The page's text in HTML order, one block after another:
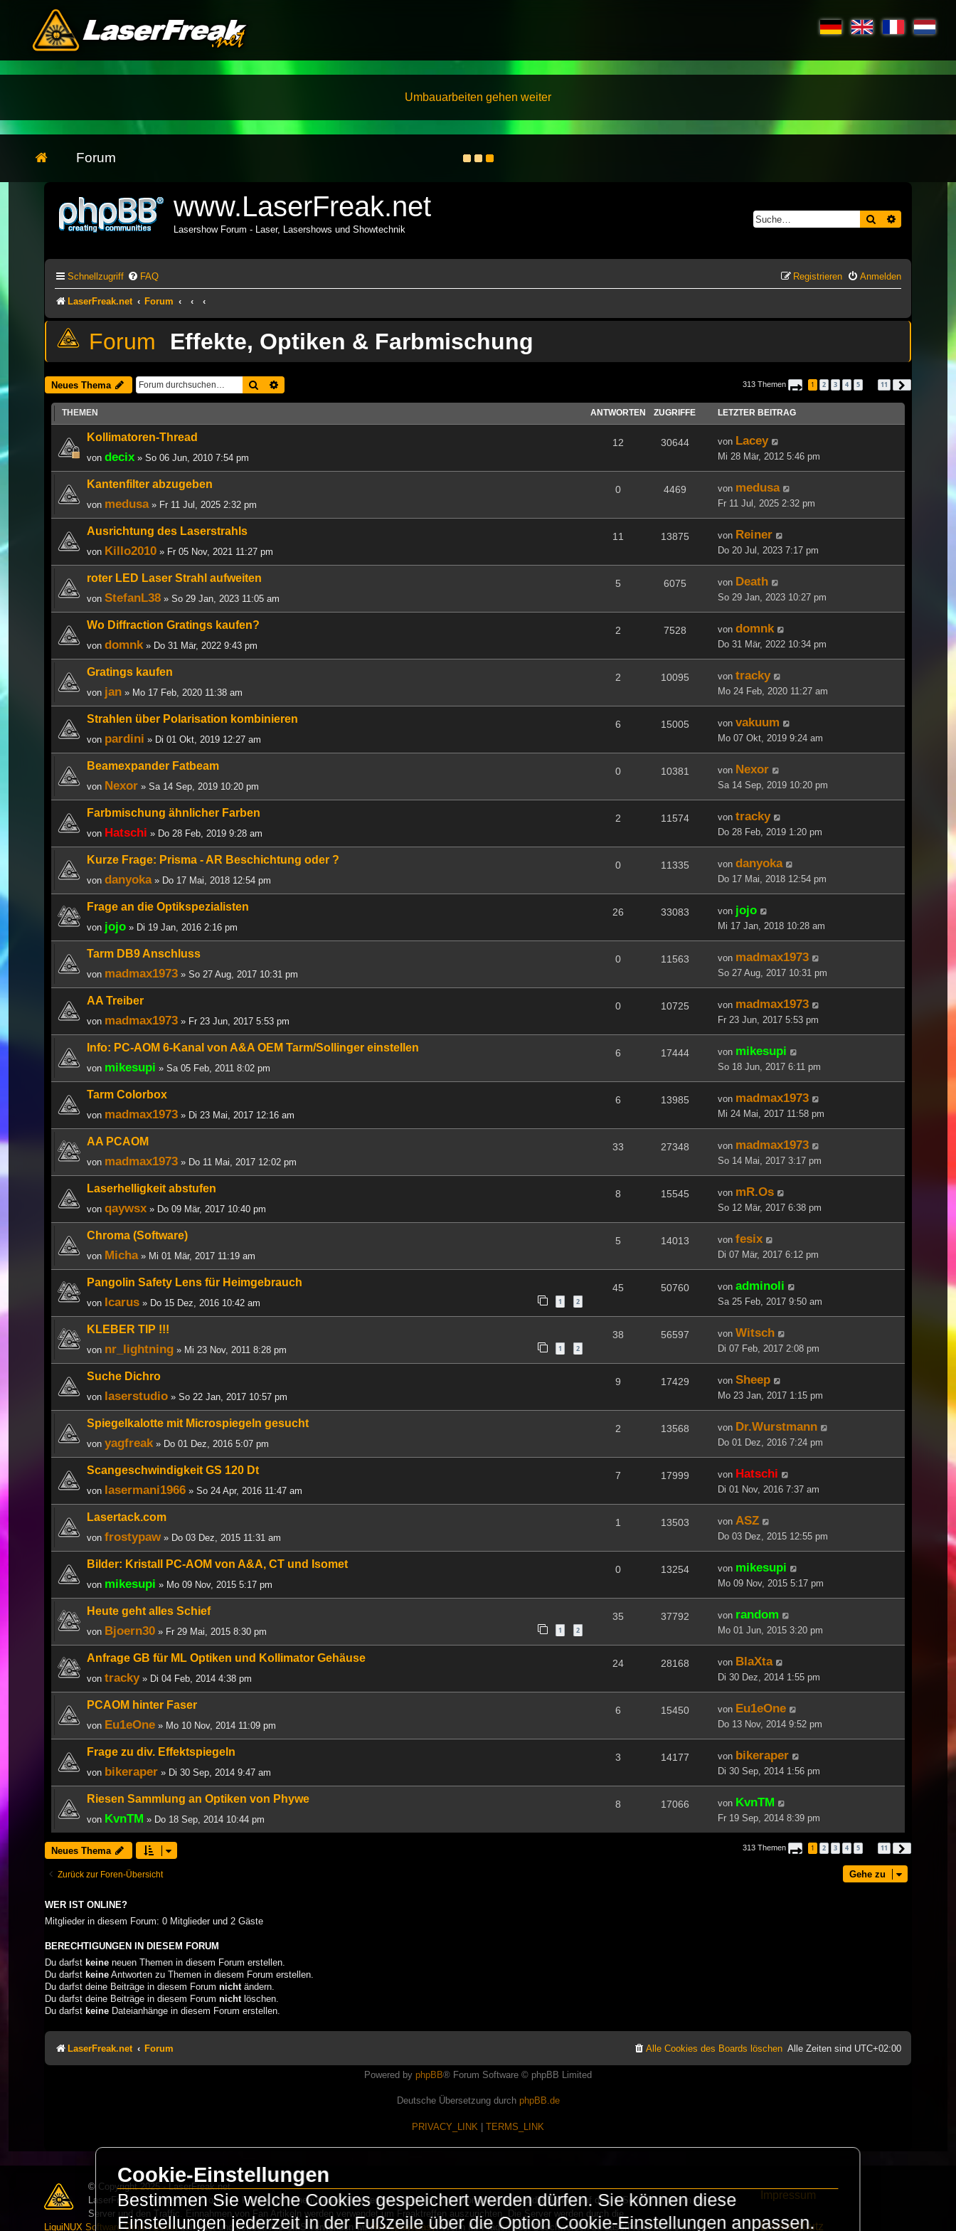
Umbauarbeiten gehen weiter
Forum
www.LaserFreak.net
Lasershow Forum - Laser, Lasershows und Showtechnik
Suche
Schnellzugriff FAQ Anmelden
Registrieren
LaserFreak.net Forum
Effekte, Optiken & Farbmischung
Neues Thema Suche 313 Themen Seite von 11
1 2 3 4 5 11
THEMEN ANTWORTEN ZUGRIFFE LETZTER BEITRAG
Kollimatoren-Thread
von decix » So 06 Jun, 2010 7:54 pm
12 30644 von Lacey
Mi 28 Mär, 2012 5:46 pm
Kantenfilter abzugeben
von medusa» Fr 11 Jul, 2025 2:32 pm
0 4469 von medusa
Fr 11 Jul, 2025 2:32 pm
Ausrichtung des Laserstrahls
von Killo2010 » Fr 05 Nov, 2021 11:27 pm
11 13875 von Reiner
Do 20 Jul, 2023 7:17 pm
roter LED Laser Strahl aufweiten
von StefanL38 » So 29 Jan, 2023 11:05 am
5 6075 von Death
So 29 Jan, 2023 10:27 pm
Wo Diffraction Gratings kaufen?
von domnk » Do 31 Mär, 2022 9:43 pm
2 7528 von domnk
Do 31 Mär, 2022 10:34 pm
Gratings kaufen
von jan » Mo 17 Feb, 2020 11:38 am
2 10095 von tracky
Mo 24 Feb, 2020 11:27 am
Strahlen über Polarisation kombinieren
von pardini » Di 01 Okt, 2019 12:27 am
6 15005 von vakuum
Mo 07 Okt, 2019 9:24 am
Beamexpander Fatbeam
von Nexor » Sa 14 Sep, 2019 10:20 pm
0 10381 von Nexor
Sa 14 Sep, 2019 10:20 pm
Farbmischung ähnlicher Farben
von Hatschi » Do 28 Feb, 2019 9:28 am
2 11574 von tracky
Do 28 Feb, 2019 1:20 pm
Kurze Frage: Prisma - AR Beschichtung oder ?
von danyoka» Do 17 Mai, 2018 12:54 pm
0 11335 von danyoka
Do 17 Mai, 2018 12:54 pm
Frage an die Optikspezialisten
von jojo » Di 19 Jan, 2016 2:16 pm
26 33083 von jojo
Mi 17 Jan, 2018 10:28 am
Tarm DB9 Anschluss
von madmax1973 » So 27 Aug, 2017 10:31 pm
0 11563 von madmax1973
So 27 Aug, 2017 10:31 pm
AA Treiber
von madmax1973 » Fr 23 Jun, 2017 5:53 pm
0 10725 von madmax1973
Fr 23 Jun, 2017 5:53 pm
Info: PC-AOM 6-Kanal von A&A OEM Tarm/Sollinger einstellen
von mikesupi » Sa 05 Feb, 2011 8:02 pm
6 17444 von mikesupi
So 18 Jun, 2017 6:11 pm
Tarm Colorbox
von madmax1973 » Di 23 Mai, 2017 12:16 am
6 13985 von madmax1973
Mi 24 Mai, 2017 11:58 pm
AA PCAOM
von madmax1973 » Do 11 Mai, 2017 12:02 pm
33 27348 von madmax1973
So 14 Mai, 2017 3:17 pm
Laserhelligkeit abstufen
von qaywsx » Do 09 Mär, 2017 10:40 pm
8 15545 von mR.Os
So 12 Mär, 2017 6:38 pm
Chroma (Software)
von Micha» Mi 01 Mär, 2017 11:19 am
5 14013 von fesix
Di 07 Mär, 2017 6:12 pm
Pangolin Safety Lens für Heimgebrauch
von Icarus » Do 15 Dez, 2016 10:42 am 1 2
45 50760 von adminoli
Sa 25 Feb, 2017 9:50 am
KLEBER TIP !!!
von nr_lightning » Mi 23 Nov, 2011 8:28 pm 1 2
38 56597 von Witsch
Di 07 Feb, 2017 2:08 pm
Suche Dichro
von laserstudio » So 22 Jan, 2017 10:57 pm
9 17429 von Sheep
Mo 23 Jan, 2017 1:15 pm
Spiegelkalotte mit Microspiegeln gesucht
von yagfreak » Do 01 Dez, 2016 5:07 pm
2 13568 von Dr.Wurstmann
Do 01 Dez, 2016 7:24 pm
Scangeschwindigkeit GS 120 Dt
von lasermani1966 » So 24 Apr, 2016 11:47 am
7 17999 von Hatschi
Di 01 Nov, 2016 7:37 am
Lasertack.com
von frostypaw » Do 03 Dez, 2015 11:31 am
1 13503 von ASZ
Do 03 Dez, 2015 12:55 pm
Bilder: Kristall PC-AOM von A&A, CT und Isomet
von mikesupi » Mo 09 Nov, 2015 5:17 pm
0 13254 von mikesupi
Mo 09 Nov, 2015 5:17 pm
Heute geht alles Schief
von Bjoern30 » Fr 29 Mai, 2015 8:30 pm 1 2
35 37792 von random
Mo 01 Jun, 2015 3:20 pm
Anfrage GB für ML Optiken und Kollimator Gehäuse
von tracky» Di 04 Feb, 2014 4:38 pm
24 28168 von BlaXta
Di 30 Dez, 2014 1:55 pm
PCAOM hinter Faser
von Eu1eOne » Mo 10 Nov, 2014 11:09 pm
6 15450 von Eu1eOne
Do 13 Nov, 2014 9:52 pm
Frage zu div. Effektspiegeln
von bikeraper » Di 30 Sep, 2014 9:47 am
3 14177 von bikeraper
Di 30 Sep, 2014 1:56 pm
Riesen Sammlung an Optiken von Phywe
von KvnTM » Do 18 Sep, 2014 10:44 pm
8 17066 von KvnTM
Fr 19 Sep, 2014 8:39 pm
Neues Thema 313 Themen Seite von 11
1 2 3 4 5 11
Zurück zur Foren-Übersicht Gehe zu
WER IST ONLINE?
Mitglieder in diesem Forum: 0 Mitglieder und 2 Gäste
BERECHTIGUNGEN IN DIESEM FORUM
Du darfst keine neuen Themen in diesem Forum erstellen.
Du darfst keine Antworten zu Themen in diesem Forum erstellen.
Du darfst deine Beiträge in diesem Forum nicht ändern.
Du darfst deine Beiträge in diesem Forum nicht löschen.
Du darfst keine Dateianhänge in diesem Forum erstellen.
LaserFreak.net Forum Alle Zeiten sind UTC+02:00
Alle Cookies des Boards löschen
Powered by phpBB® Forum Software © phpBB Limited
Deutsche Übersetzung durch phpBB.de
PRIVACY_LINK TERMS_LINK
© Copyright 2025 - LaserFreak.net
LaserFreak ist ein freies und offenes Forum zum Thema Lasershowtechnik. Wir sind nicht kommerziell und die Banner auf dieser Seite finanzieren die
Server und den Traffic. Einnahmen von Fan Artikeln werden verwendet um Freaktreffen auszurichten. Die Server werden durch die
LiquiNUX Software GmbH Berlingehostet und betreut. Als CMS verwenden wirHomepageEasy. Wenn Ihr Fragen oder Beschwerden zu LaserFreak habt schickt
Impressum
Datenschutz
Cookie-Einstellungen
Bestimmen Sie welche Cookies gespeichert werden dürfen. Sie können diese
Einstellungen jederzeit in der Fußzeile über die Option Cookie-Einstellungen anpassen.